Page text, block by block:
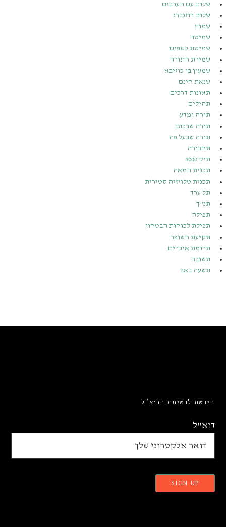
שלום עם הערבים
שלום רוזנברג
שמות
שמיטה
שמיטת כספים
שמירת התורה
שמעון בן כּוזיבא
שנאת חינם
תאונות דרכים
תהילים
תורה ומדע
תורה שבכתב
תורה שבעל פה
תחבורה
תיק 4000
תכנית המאה
תכנית טלויזיה סטירית
תל ערד
תנ”ך
תפילה
תפילת לכוחות הבטחון
תקיעת השופר
תרומת איברים
תשובה
תשעה באב
הירשם לרשימת הדוא”ל
דוא"ל